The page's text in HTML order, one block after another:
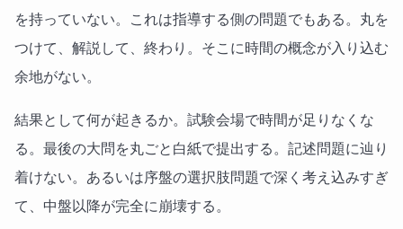
を持っていない。これは指導する側の問題でもある。丸を
つけて、解説して、終わり。そこに時間の概念が入り込む
余地がない。
結果として何が起きるか。試験会場で時間が足りなくな
る。最後の大問を丸ごと白紙で提出する。記述問題に辿り
着けない。あるいは序盤の選択肢問題で深く考え込みすぎ
て、中盤以降が完全に崩壊する。